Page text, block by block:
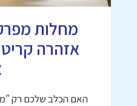
אזהרה
האם הכלב שלכם רק